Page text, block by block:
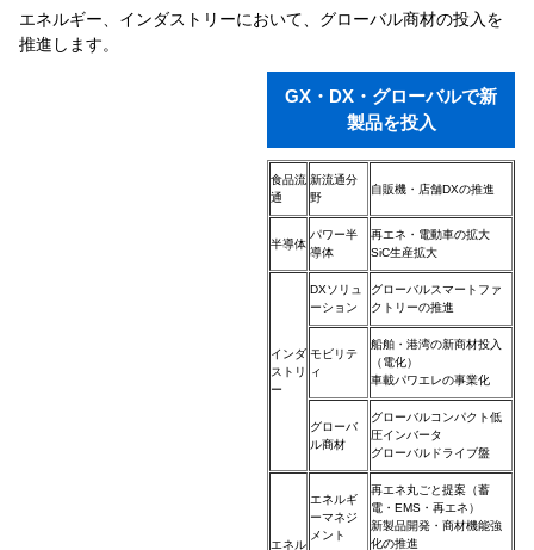
エネルギー、インダストリーにおいて、グローバル商材の投入を
推進します。
GX・DX・グローバルで新
製品を投入
食品流
通
新流通分
野
自販機・店舗DXの推進
半導体
パワー半
導体
再エネ・電動車の拡大
SiC生産拡大
インダ
ストリ
ー
DXソリュ
ーション
グローバルスマートファ
クトリーの推進
モビリテ
ィ
船舶・港湾の新商材投入
（電化）
車載パワエレの事業化
グローバ
ル商材
グローバルコンパクト低
圧インバータ
グローバルドライブ盤
エネル
エネルギ
ーマネジ
メント
再エネ丸ごと提案（蓄
電・EMS・再エネ）
新製品開発・商材機能強
化の推進